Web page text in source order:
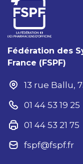
Fédération des
France (FSPF)
13 rue Ballu,
01 44 53 19 25
01 44 53 21 75
fspf@fspf.fr